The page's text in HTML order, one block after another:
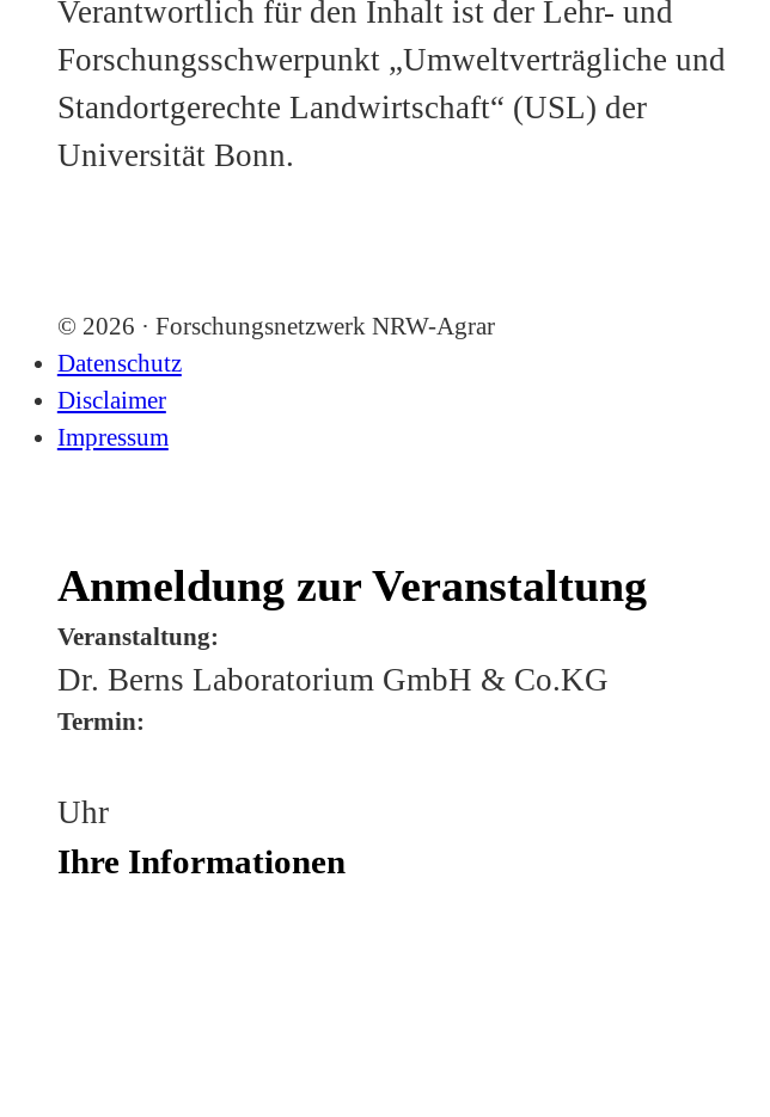
Verantwortlich für den Inhalt ist der Lehr- und
Forschungsschwerpunkt „Umweltverträgliche und
Standortgerechte Landwirtschaft“ (USL) der
Universität Bonn.
© 2026 · Forschungsnetzwerk NRW-Agrar
Datenschutz
Disclaimer
Impressum
Anmeldung zur Veranstaltung
Veranstaltung:
Dr. Berns Laboratorium GmbH & Co.KG
Termin:
Uhr
Ihre Informationen